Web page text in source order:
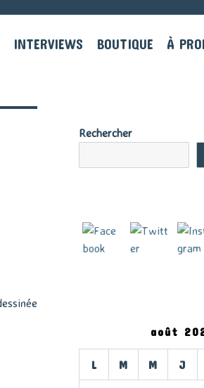
INTERVIEWS BOUTIQUE À
Rechercher
août
L M M J